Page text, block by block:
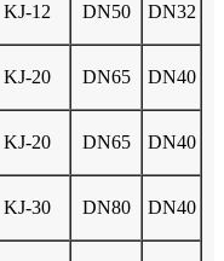
KJ-12 DN50 DN32
KJ-20 DN65 DN40
KJ-20 DN65 DN40
KJ-30 DN80 DN40